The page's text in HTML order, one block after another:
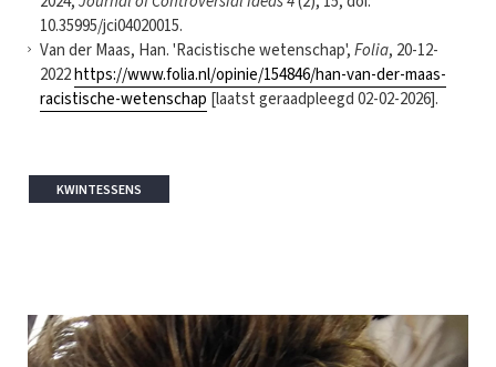
10.35995/jci04020015.
Van der Maas, Han. 'Racistische wetenschap',Folia, 20-12-
2022https://www.folia.nl/opinie/154846/han-van-der-maas-
racistische-wetenschap [laatst geraadpleegd 02-02-2026].
KWINTESSENS